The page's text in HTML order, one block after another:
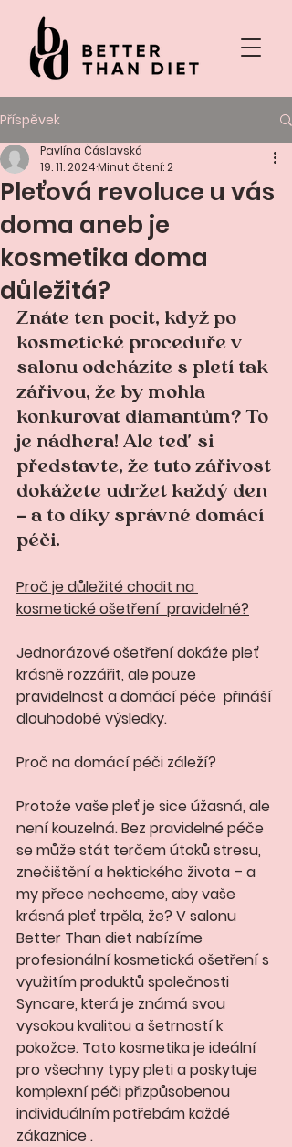
Příspěvek
Pleťová revoluce u vás
doma aneb je
kosmetika doma
důležitá?
Pavlína Čáslavská
19. 11. 2024Minut čtení: 2
Znáte ten pocit, když po
kosmetické proceduře v
salonu odcházíte s pletí tak
zářivou, že by mohla
konkurovat diamantům? To
je nádhera! Ale teď si
představte, že tuto zářivost
dokážete udržet každý den
– a to díky správné domácí
péči.
Proč je důležité chodit na
kosmetické ošetření  pravidelně?
Jednorázové ošetření dokáže pleť
krásně rozzářit, ale pouze
pravidelnost a domácí péče  přináší
dlouhodobé výsledky.
Proč na domácí péči záleží?
Protože vaše pleť je sice úžasná, ale
není kouzelná. Bez pravidelné péče
se může stát terčem útoků stresu,
znečištění a hektického života – a
my přece nechceme, aby vaše
krásná pleť trpěla, že? V salonu
Better Than diet nabízíme
profesionální kosmetická ošetření s
využitím produktů společnosti
Syncare, která je známá svou
vysokou kvalitou a šetrností k
pokožce. Tato kosmetika je ideální
pro všechny typy pleti a poskytuje
komplexní péči přizpůsobenou
individuálním potřebám každé
zákaznice .